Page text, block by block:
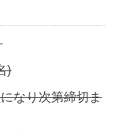
)
なり次第締切ま